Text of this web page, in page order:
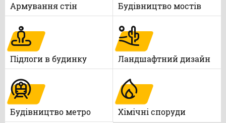
Армування стін Будівництво мостів
Підлоги в будинку Ландшафтний дизайн
Будівництво метро Xімічні споруди